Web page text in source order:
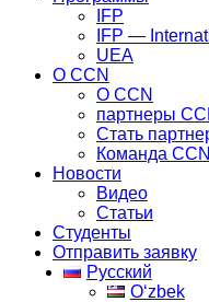
IFP
IFP —
UEA
О CCN
О CCN
партнеры
Стать
Команда ССN
Новости
Видео
Статьи
Студенты
Отправить заявку
Русский
Oʻzbek